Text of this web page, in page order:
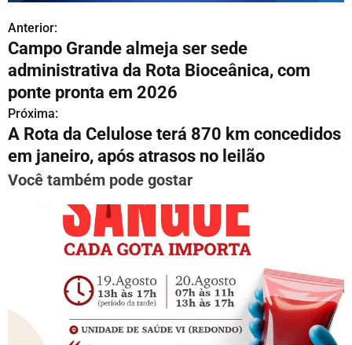
N
a
v
e
g
a
Anterior:
Campo Grande almeja ser sede
administrativa da Rota Bioceânica, com
ponte pronta em 2026
Próxima:
A Rota da Celulose terá 870 km concedidos
em janeiro, após atrasos no leilão
Você também pode gostar